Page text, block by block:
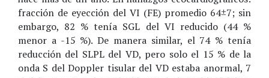
fracción de eyección del VI (FE) promedio 64±7; sin
embargo, 82 % tenía SGL del VI reducido (44 %
menor a -15 %). De manera similar, el 74 % tenía
reducción del SLPL del VD, pero solo el 15 % de la
onda S del Doppler tisular del VD estaba anormal, 7